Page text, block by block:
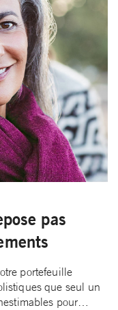
pas
portefeuille
que seul un
pour…